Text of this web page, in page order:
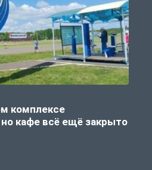
комплексе
кафе всё ещё закрыто